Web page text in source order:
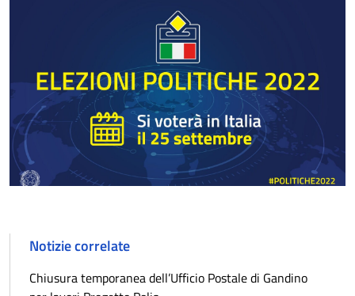
Notizie correlate
Chiusura temporanea dell’Ufficio Postale di Gandino